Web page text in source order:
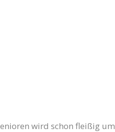
wird schon fleißig um